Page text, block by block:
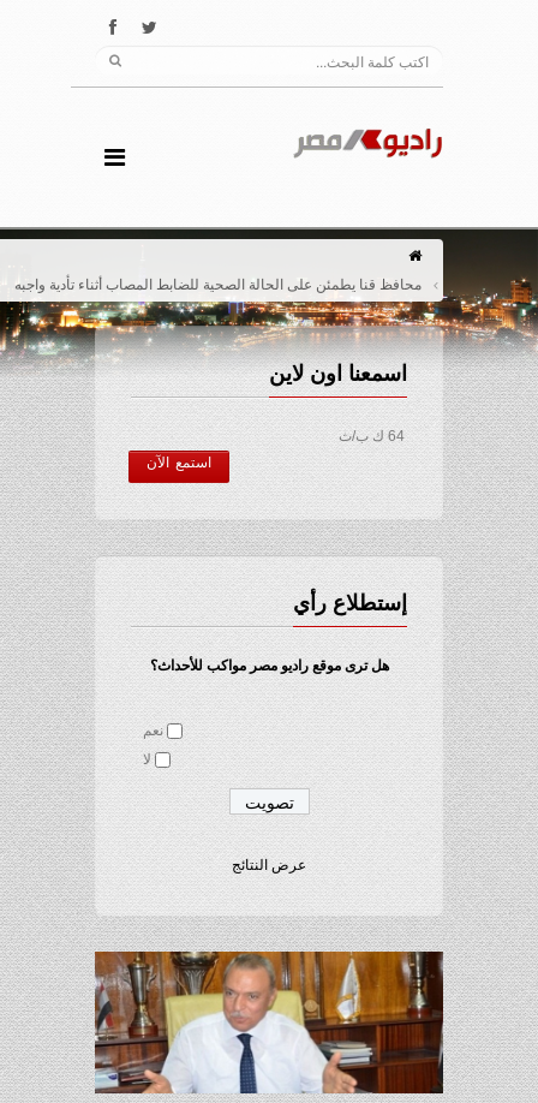
محافظ قنا يطمئن على الحالة الصحية للضابط المصاب أثناء تأدية واجبه
اسمعنا اون لاين
64 ك ب/ث
استمع الآن
إستطلاع رأي
هل ترى موقع راديو مصر مواكب للأحداث؟
نعم
لا
عرض النتائج